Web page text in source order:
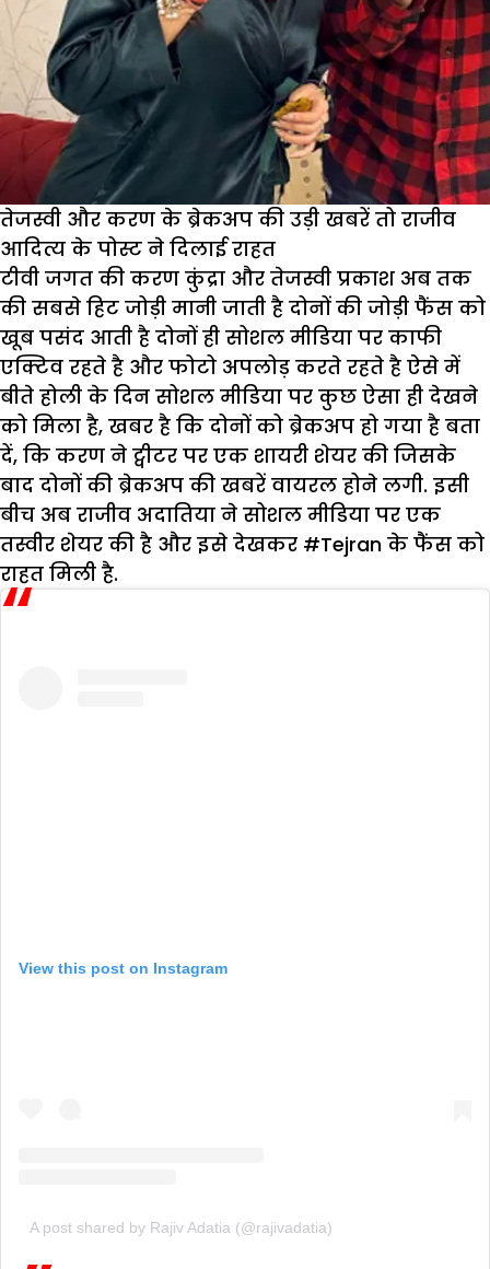
तेजस्वी और करण के ब्रेकअप की उड़ी खबरें तो राजीव
आदित्य के पोस्ट ने दिलाई राहत
टीवी जगत की करण कुंद्रा और तेजस्वी प्रकाश अब तक
की सबसे हिट जोड़ी मानी जाती है दोनों की जोड़ी फैंस को
खूब पसंद आती है दोनों ही सोशल मीडिया पर काफी
एक्टिव रहते है और फोटो अपलोड़ करते रहते है ऐसे में
बीते होली के दिन सोशल मीडिया पर कुछ ऐसा ही देखने
को मिला है, खबर है कि दोनों को ब्रेकअप हो गया है बता
दें, कि करण ने ट्वीटर पर एक शायरी शेयर की जिसके
बाद दोनों की ब्रेकअप की खबरें वायरल होने लगी. इसी
बीच अब राजीव अदातिया ने सोशल मीडिया पर एक
तस्वीर शेयर की है और इसे देखकर #Tejran के फैंस को
राहत मिली है.
View this post on Instagram
A post shared by Rajiv Adatia (@rajivadatia)